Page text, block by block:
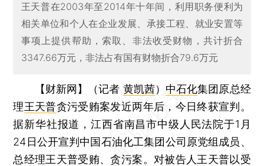
王天普在2003年至2014年十年间，利用职务便利为
相关单位和个人在企业发展、承接工程、就业安置等
事项上提供帮助，索取、非法收受财物，共计折合
3347.66万元，非法占有国有财物折合79.6万元
【财新网】（记者 黄凯茜） 中石化集团原总经
理王天普贪污受贿案发近两年后，今日终获宣判。
据新华社报道，江西省南昌市中级人民法院于1月
24日公开宣判中国石油化工集团公司原党组成员、
总经理王天普受贿、贪污案。对被告人王天普以受